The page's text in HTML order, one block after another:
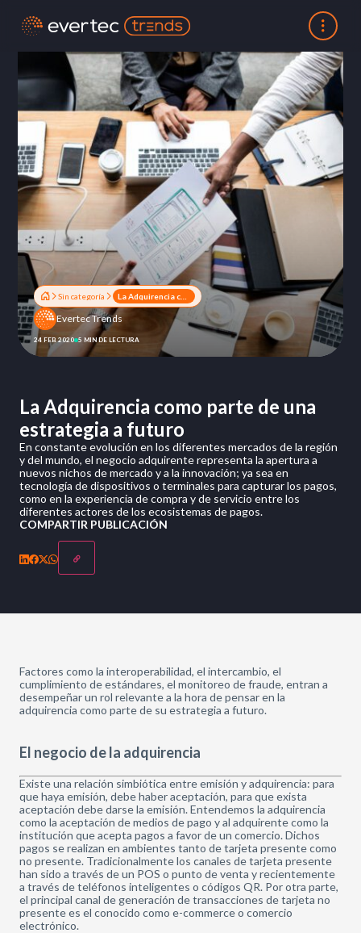
Sin categoría
Evertec Trends
24 FEB 2020 5 MIN DE LECTURA
La Adquirencia como parte de una
estrategia a futuro
En constante evolución en los diferentes mercados de la región
y del mundo, el negocio adquirente representa la apertura a
nuevos nichos de mercado y a la innovación; ya sea en
tecnología de dispositivos o terminales para capturar los pagos,
como en la experiencia de compra y de servicio entre los
diferentes actores de los ecosistemas de pagos.
COMPARTIR PUBLICACIÓN
Factores como la interoperabilidad, el intercambio, el
cumplimiento de estándares, el monitoreo de fraude, entran a
desempeñar un rol relevante a la hora de pensar en la
adquirencia como parte de su estrategia a futuro.
El negocio de la adquirencia
Existe una relación simbiótica entre emisión y adquirencia: para
que haya emisión, debe haber aceptación, para que exista
aceptación debe darse la emisión. Entendemos la adquirencia
como la aceptación de medios de pago y al adquirente como la
institución que acepta pagos a favor de un comercio. Dichos
pagos se realizan en ambientes tanto de tarjeta presente como
no presente. Tradicionalmente los canales de tarjeta presente
han sido a través de un POS o punto de venta y recientemente
a través de teléfonos inteligentes o códigos QR. Por otra parte,
el principal canal de generación de transacciones de tarjeta no
presente es el conocido como e-commerce o comercio
electrónico.